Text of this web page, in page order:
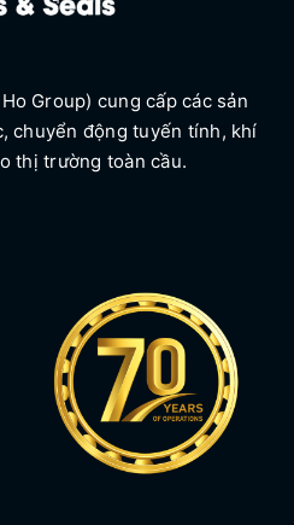
Group) cung cấp các sản
chuyển động tuyến tính, khí
thị trường toàn cầu.